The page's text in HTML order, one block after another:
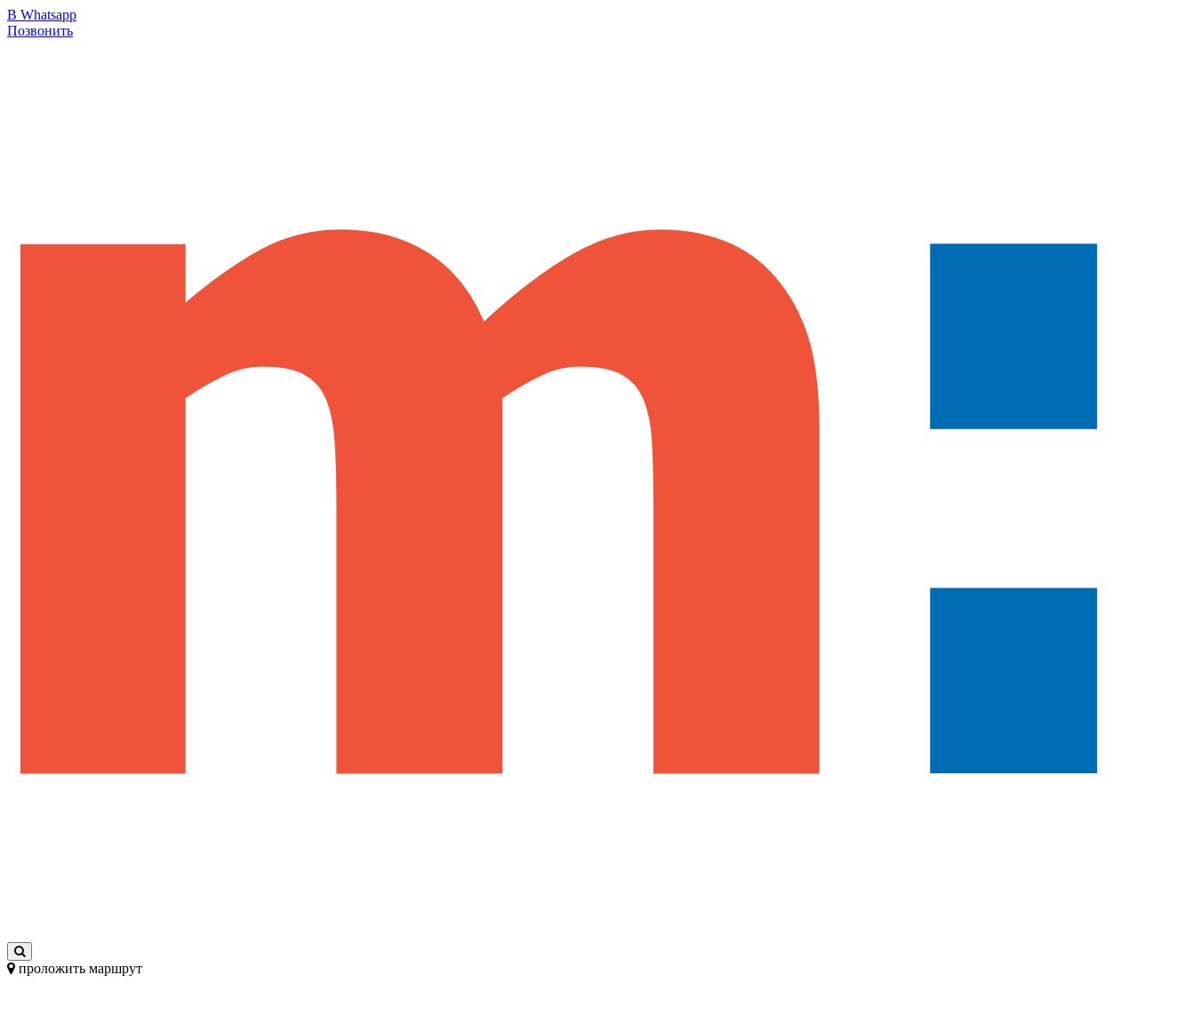
В Whatsapp
Позвонить
проложить маршрут